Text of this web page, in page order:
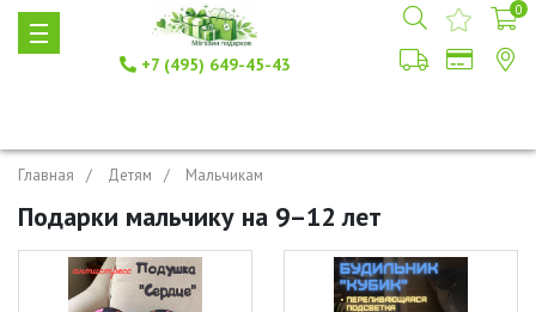
+7 (495) 649-45-43
0
Главная Детям Мальчикам
Подарки мальчику на 9–12 лет